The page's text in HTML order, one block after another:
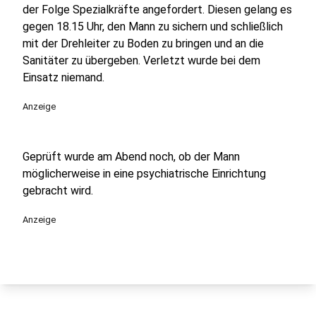
der Folge Spezialkräfte angefordert. Diesen gelang es
gegen 18.15 Uhr, den Mann zu sichern und schließlich
mit der Drehleiter zu Boden zu bringen und an die
Sanitäter zu übergeben. Verletzt wurde bei dem
Einsatz niemand.
Anzeige
Geprüft wurde am Abend noch, ob der Mann
möglicherweise in eine psychiatrische Einrichtung
gebracht wird.
Anzeige